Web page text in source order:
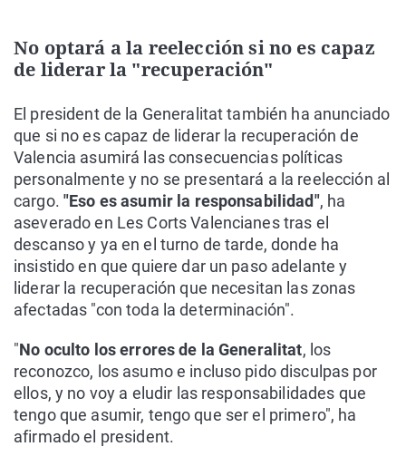
No optará a la reelección si no es capaz
de liderar la "recuperación"
El president de la Generalitat también ha anunciado
que si no es capaz de liderar la recuperación de
Valencia asumirá las consecuencias políticas
personalmente y no se presentará a la reelección al
cargo. "Eso es asumir la responsabilidad", ha
aseverado en Les Corts Valencianes tras el
descanso y ya en el turno de tarde, donde ha
insistido en que quiere dar un paso adelante y
liderar la recuperación que necesitan las zonas
afectadas "con toda la determinación".
"No oculto los errores de la Generalitat, los
reconozco, los asumo e incluso pido disculpas por
ellos, y no voy a eludir las responsabilidades que
tengo que asumir, tengo que ser el primero", ha
afirmado el president.